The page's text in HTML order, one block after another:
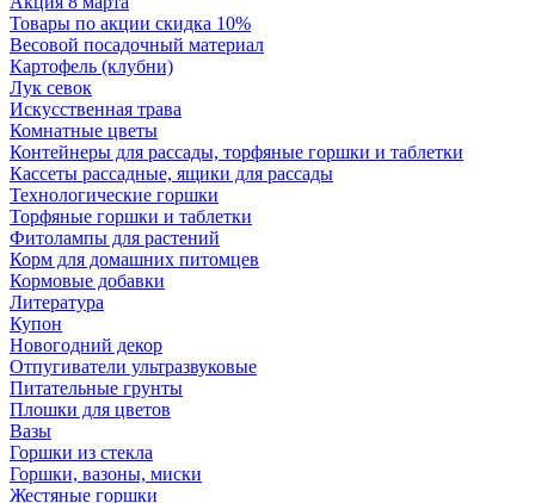
Товары по акции скидка 10%
Весовой посадочный материал
Картофель (клубни)
Лук севок
Искусственная трава
Комнатные цветы
Контейнеры для рассады, торфяные горшки и таблетки
Кассеты рассадные, ящики для рассады
Технологические горшки
Торфяные горшки и таблетки
Фитолампы для растений
Корм для домашних питомцев
Кормовые добавки
Литература
Купон
Новогодний декор
Отпугиватели ультразвуковые
Питательные грунты
Плошки для цветов
Вазы
Горшки из стекла
Горшки, вазоны, миски
Жестяные горшки